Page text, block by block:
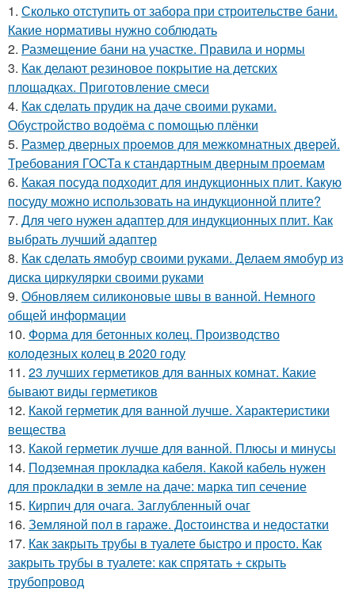
1. Сколько отступить от забора при строительстве бани.
Какие нормативы нужно соблюдать
2. Размещение бани на участке. Правила и нормы
3. Как делают резиновое покрытие на детских
площадках. Приготовление смеси
4. Как сделать прудик на даче своими руками.
Обустройство водоёма с помощью плёнки
5. Размер дверных проемов для межкомнатных дверей.
Требования ГОСТа к стандартным дверным проемам
6. Какая посуда подходит для индукционных плит. Какую
посуду можно использовать на индукционной плите?
7. Для чего нужен адаптер для индукционных плит. Как
выбрать лучший адаптер
8. Как сделать ямобур своими руками. Делаем ямобур из
диска циркулярки своими руками
9. Обновляем силиконовые швы в ванной. Немного
общей информации
10. Форма для бетонных колец. Производство
колодезных колец в 2020 году
11. 23 лучших герметиков для ванных комнат. Какие
бывают виды герметиков
12. Какой герметик для ванной лучше. Характеристики
вещества
13. Какой герметик лучше для ванной. Плюсы и минусы
14. Подземная прокладка кабеля. Какой кабель нужен
для прокладки в земле на даче: марка тип сечение
15. Кирпич для очага. Заглубленный очаг
16. Земляной пол в гараже. Достоинства и недостатки
17. Как закрыть трубы в туалете быстро и просто. Как
закрыть трубы в туалете: как спрятать + скрыть
трубопровод